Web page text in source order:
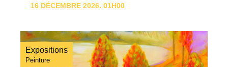
16 DÉCEMBRE 2026. 01H00
Expositions
Peinture